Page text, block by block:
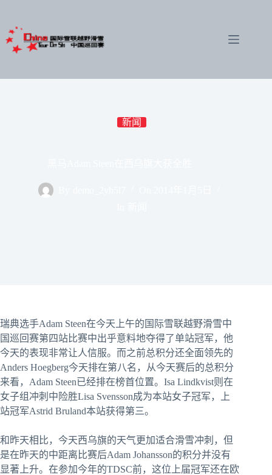
内
新闻
瑞典选手Adam Steen在今天上午的国际雪联越野滑雪中
国巡回赛第四站比赛中出乎意料地夺得了单站冠军，他
今天的表现非常让人信服。而之前总积分还全面领先的
Anders Hoegberg今天排在第八名，从今天赛后的总积分
来看，Adam Steen已经排在榜首位置。Isa Lindkvist则在
女子组冲刺中险胜Lisa Svensson成为本站女子冠军，上
站冠军Astrid Bruland本站获得第三。
和昨天相比，今天西乌旗的天气更加适合滑雪冲刺，但
是在昨天的中距离比赛后Adam Johansson的积分并没有
显著上升。在参加今年的TDSC前，这位上届冠军还在欧